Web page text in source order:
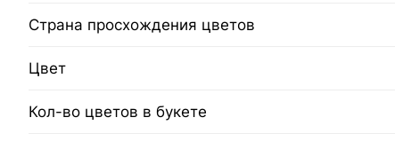
Страна просхождения цветов
Цвет
Кол-во цветов в букете